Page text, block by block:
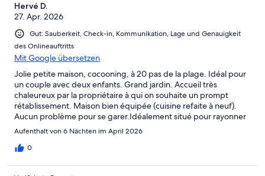
Hervé D.
27. Apr. 2026
Gut: Sauberkeit, Check-in, Kommunikation, Lage und Genauigkeit
des Onlineauftritts
Mit Google übersetzen
Jolie petite maison, cocooning, à 20 pas de la plage. Idéal pour
un couple avec deux enfants. Grand jardin. Accueil très
chaleureux par la propriétaire à qui on souhaite un prompt
rétablissement. Maison bien équipée (cuisine refaite à neuf).
Aucun problème pour se garer.Idéalement situé pour rayonner
dans le Finistère Sud. Près des pistes cyclables et des chemins
de randonnée.Très bon séjour. Nous recommandons.
Aufenthalt von 6 Nächten im April 2026
0